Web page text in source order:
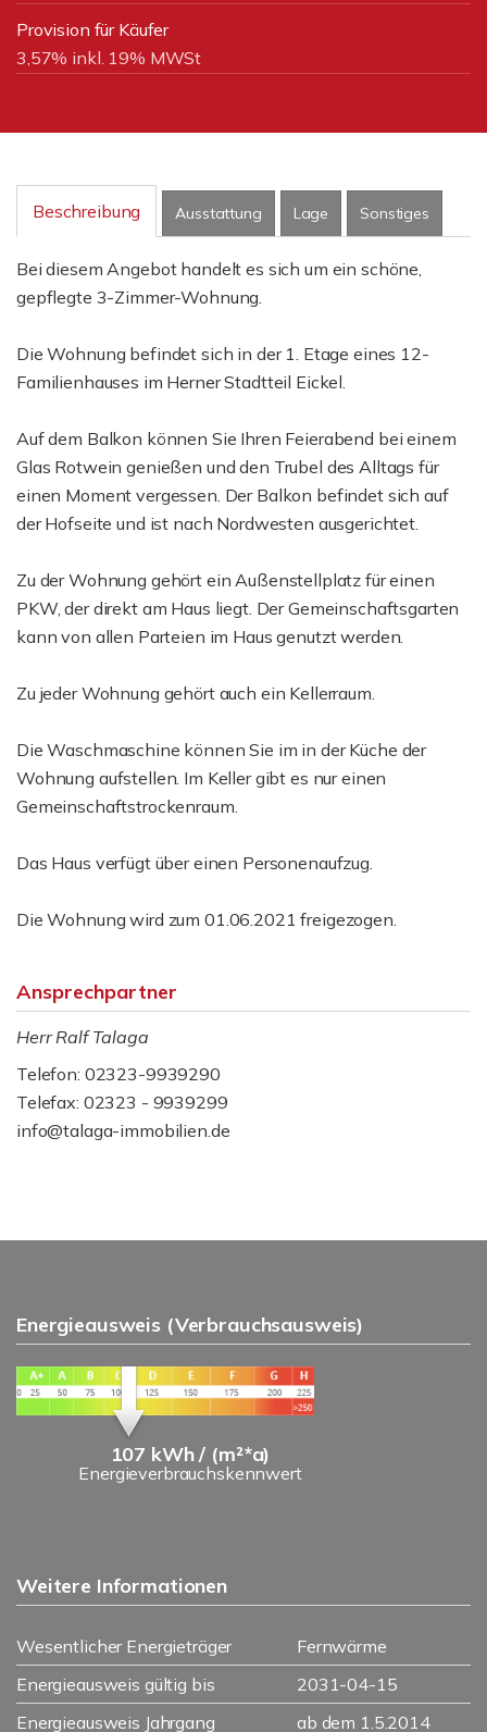
Provision für Käufer
3,57% inkl. 19% MWSt
Beschreibung Ausstattung Lage Sonstiges
Bei diesem Angebot handelt es sich um ein schöne,
gepflegte 3-Zimmer-Wohnung.
Die Wohnung befindet sich in der 1. Etage eines 12-
Familienhauses im Herner Stadtteil Eickel.
Auf dem Balkon können Sie Ihren Feierabend bei einem
Glas Rotwein genießen und den Trubel des Alltags für
einen Moment vergessen. Der Balkon befindet sich auf
der Hofseite und ist nach Nordwesten ausgerichtet.
Zu der Wohnung gehört ein Außenstellplatz für einen
PKW, der direkt am Haus liegt. Der Gemeinschaftsgarten
kann von allen Parteien im Haus genutzt werden.
Zu jeder Wohnung gehört auch ein Kellerraum.
Die Waschmaschine können Sie im in der Küche der
Wohnung aufstellen. Im Keller gibt es nur einen
Gemeinschaftstrockenraum.
Das Haus verfügt über einen Personenaufzug.
Die Wohnung wird zum 01.06.2021 freigezogen.
Ansprechpartner
Herr Ralf Talaga
Telefon: 02323-9939290
Telefax: 02323 - 9939299
info@talaga-immobilien.de
Energieausweis (Verbrauchsausweis)
107 kWh / (m²*a)
Energieverbrauchskennwert
Weitere Informationen
Wesentlicher Energieträger
Fernwärme
Energieausweis gültig bis
2031-04-15
Energieausweis Jahrgang
ab dem 1.5.2014